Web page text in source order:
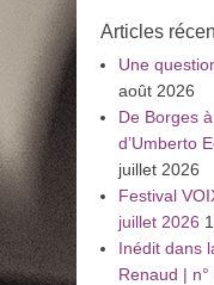
Articles
Une
août 2026
De Borges
d’Umberto
juillet 2026
Festival
juillet 2026
Inédit dans
Renaud |